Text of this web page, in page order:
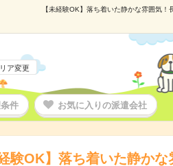
【未経験OK】落ち着いた静かな雰囲気
ア変更
件 お気に入りの派遣会社
経験OK】落ち着いた静か